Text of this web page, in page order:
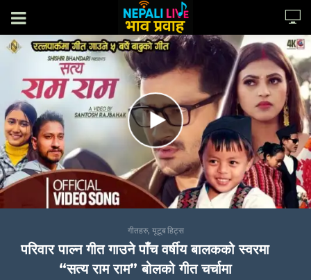
गीतहरु, यूटूब हिट्स
परिवार पाल्न गीत गाउने पाँच वर्षीय बालकको स्वरमा
“सत्य राम राम” बोलको गीत चर्चामा